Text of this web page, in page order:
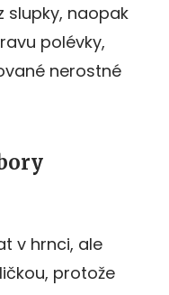
slupky, naopak
polévky,
nerostné
v hrnci, ale
protože